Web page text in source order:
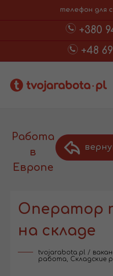
телефон для
+380
+48
Работа
в
Европе
Оператор
на складе
tvojarabota.pl /
работа, Складские